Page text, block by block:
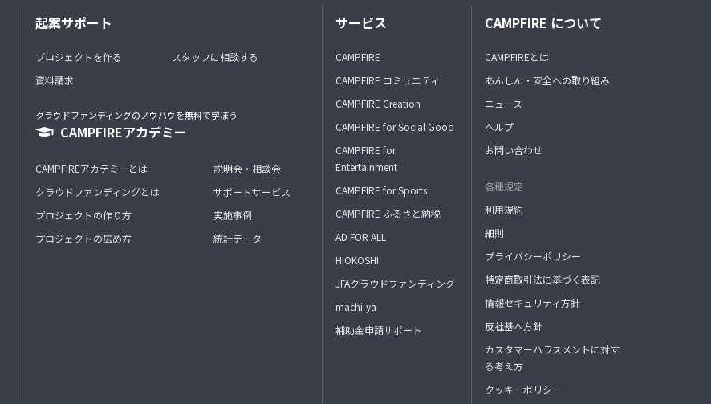
起案サポート
プロジェクトを作る
資料請求
スタッフに相談する
クラウドファンディングのノウハウを無料で学ぼう
CAMPFIREアカデミー
CAMPFIREアカデミーとは
クラウドファンディングとは
プロジェクトの作り方
プロジェクトの広め方
説明会・相談会
サポートサービス
実施事例
統計データ
サービス
CAMPFIRE
CAMPFIRE コミュニティ
CAMPFIRE Creation
CAMPFIRE for Social Good
CAMPFIRE for
Entertainment
CAMPFIRE for Sports
CAMPFIRE ふるさと納税
AD FOR ALL
HIOKOSHI
JFAクラウドファンディング
machi-ya
補助金申請サポート
CAMPFIRE について
CAMPFIREとは
あんしん・安全への取り組み
ニュース
ヘルプ
お問い合わせ
各種規定
利用規約
細則
プライバシーポリシー
特定商取引法に基づく表記
情報セキュリティ方針
反社基本方針
カスタマーハラスメントに対す
る考え方
クッキーポリシー